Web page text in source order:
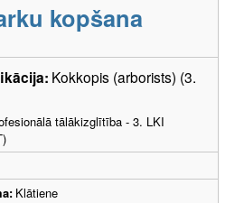
kopšana
Kokkopis (arborists) (3.
tālākizglītība - 3. LKI
Klātiene